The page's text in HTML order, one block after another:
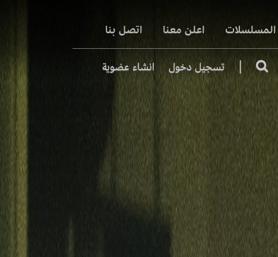
المسلسلات اعلن معنا اتصل بنا
| تسجيل دخول انشاء عضوية